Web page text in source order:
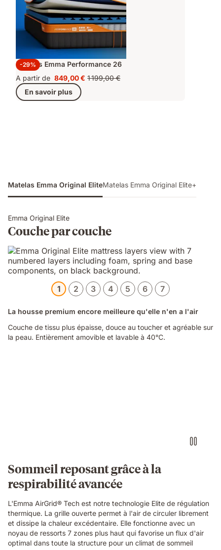
-29%
Matelas Emma Performance 26
A partir de Prix
849,00 €
849,00 € Prix
1 199,00 €
En savoir plus
Matelas Emma Original EliteMatelas Emma Original Elite+
Emma Original Elite
Couche par couche
1 2 3 4 5 6 7
La housse premium encore meilleure qu'elle n'en a l'air
Couche de tissu plus épaisse, douce au toucher et agréable sur
la peau. Entièrement amovible et lavable à 40°C.
the
Emma
Original
Elite
mattress,
showing
its
open-
Sommeil reposant grâce à la
respirabilité avancée
L'Emma AirGrid® Tech est notre technologie Elite de régulation
thermique. La grille ouverte permet à l'air de circuler librement
et dissipe la chaleur excédentaire. Elle fonctionne avec un
noyau de ressorts 7 zones plus haut qui favorise un flux d'air
optimal dans toute la structure pour un climat de sommeil